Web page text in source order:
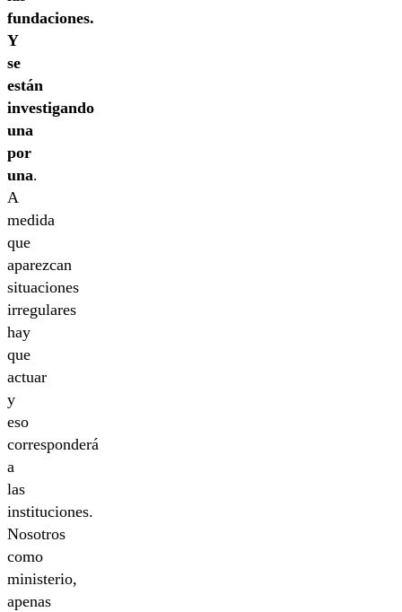
fundaciones.
Y
se
están
investigando
una
por
una.
A
medida
que
aparezcan
situaciones
irregulares
hay
que
actuar
y
eso
corresponderá
a
las
instituciones.
Nosotros
como
ministerio,
apenas